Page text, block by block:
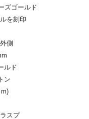
ズゴールド
を刻印
側
ルド
ン
スプ